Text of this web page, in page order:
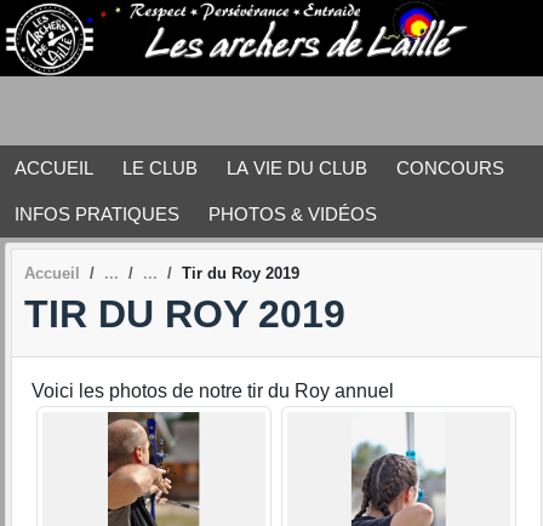
ACCUEIL LE CLUB LA VIE DU CLUB CONCOURS
INFOS PRATIQUES PHOTOS & VIDÉOS
Accueil Tir du Roy 2019
TIR DU ROY 2019
Voici les photos de notre tir du Roy annuel
Panneau de gestion des cookies